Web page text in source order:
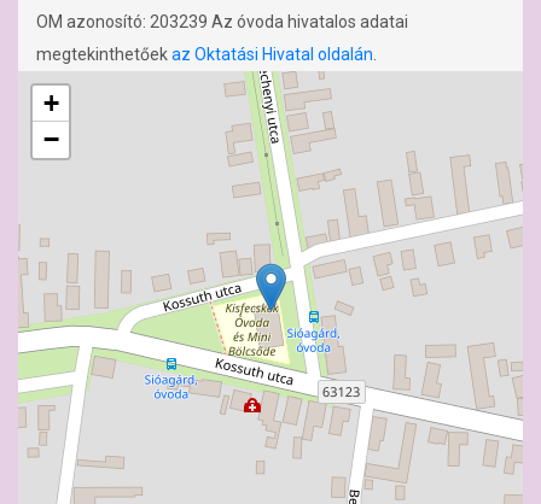
OM azonosító: 203239 Az óvoda hivatalos adatai
megtekinthetőekaz Oktatási Hivatal oldalán
+
−